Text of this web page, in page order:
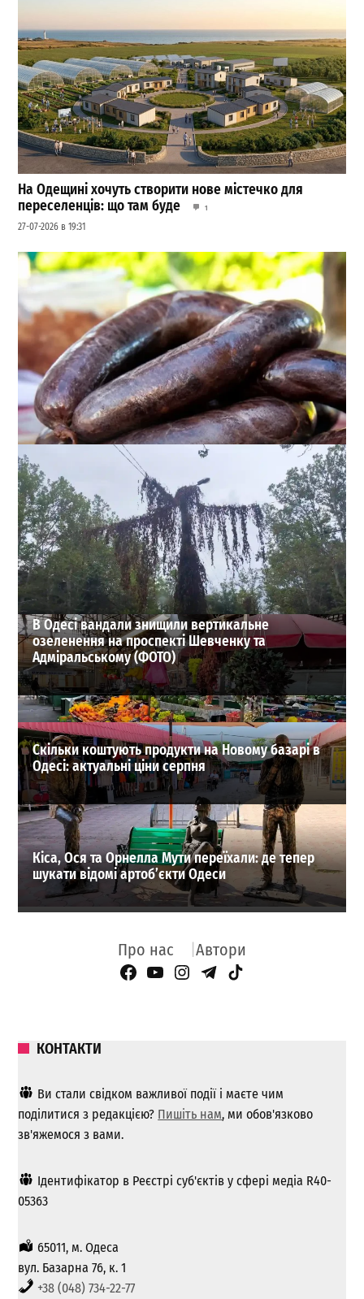
На Одещині хочуть створити нове містечко для
переселенців: що там буде
1
27-07-2026 в 19:31
В Одесі жінка потрапила до лікарні з ботулізмом
після купівлі домашньої ковбаси
0
02-08-2026 в 21:32
ВИБІР РЕДАКЦІЇ
В Одесі вандали знищили вертикальне
озеленення на проспекті Шевченку та
Адміральському (ФОТО)
Скільки коштують продукти на Новому базарі в
Одесі: актуальні ціни серпня
Кіса, Ося та Орнелла Мути переїхали: де тепер
шукати відомі артоб’єкти Одеси
Про нас Автори
Facebook Page
YouTube
Instagram
Telegram
TikTok
КОНТАКТИ
Ви стали свідком важливої ​​події і маєте чим
поділитися з редакцією? Пишіть нам, ми обов'язково
зв'яжемося з вами.
Ідентифікатор в Реєстрі суб'єктів у сфері медіа R40-
05363
65011, м. Одеса
вул. Базарна 76, к. 1
+38 (048) 734-22-77